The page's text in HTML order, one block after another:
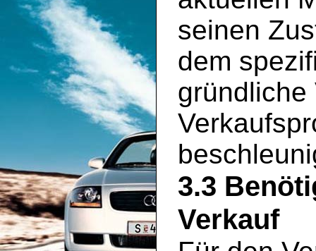
seinen
dem
gründliche
3.3
Verkauf